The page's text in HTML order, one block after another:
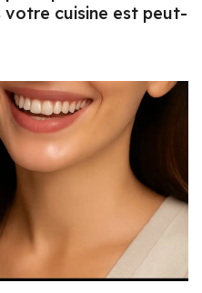
votre cuisine est peut-